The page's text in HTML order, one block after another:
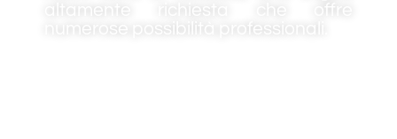
altamente richiesta che offre
numerose possibilità professionali.